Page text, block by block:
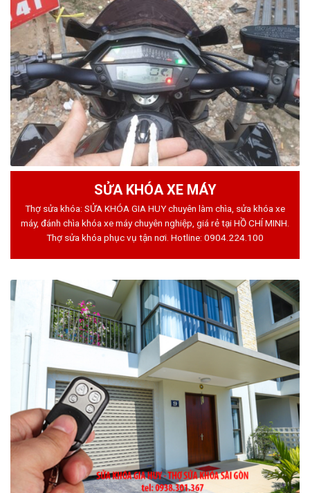
SỬA KHÓA XE MÁY
Thợ sửa khóa: SỬA KHÓA GIA HUY chuyên làm chìa, sửa khóa xe
máy, đánh chìa khóa xe máy chuyên nghiệp, giá rẻ tại HỒ CHÍ MINH.
Thợ sửa khóa phục vụ tận nơi. Hotline: 0904.224.100